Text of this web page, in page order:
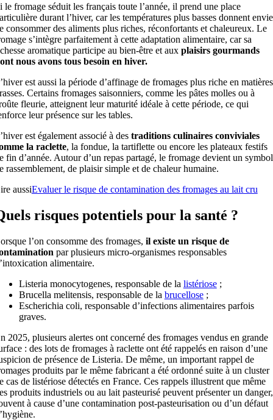
le fromage séduit les français toute l’année, il prend une place
durant l’hiver, car les températures plus basses donnent envie
consommer des aliments plus riches, réconfortants et chaleureux. Le
s’intègre parfaitement à cette adaptation alimentaire, car sa
aromatique participe au bien-être et aux plaisirs gourmands
nous avons tous besoin en hiver.
est aussi la période d’affinage de fromages plus riche en matières
Certains fromages saisonniers, comme les pâtes molles ou à
fleurie, atteignent leur maturité idéale à cette période, ce qui
leur présence sur les tables.
est également associé à des traditions culinaires conviviales
la raclette, la fondue, la tartiflette ou encore les plateaux festifs
fin d’année. Autour d’un repas partagé, le fromage devient un
rassemblement, de plaisir simple et de chaleur humaine.
aussiEvaluer le risque de contamination des fromages au lait cru
risques potentiels pour la santé ?
l’on consomme des fromages, il existe un risque de
par plusieurs micro-organismes responsables
alimentaire.
Listeria monocytogenes, responsable de la listériose;
Brucella melitensis, responsable de la brucellose;
Escherichia coli, responsable d’infections alimentaires parfois
graves.
2025, plusieurs alertes ont concerné des fromages vendus en grande
: des lots de fromages à raclette ont été rappelés en raison d’une
de présence de Listeria. De même, un important rappel de
produits par le même fabricant a été ordonné suite à un cluster
cas de listériose détectés en France. Ces rappels illustrent que même
produits industriels ou au lait pasteurisé peuvent présenter un danger,
à cause d’une contamination post-pasteurisation ou d’un défaut